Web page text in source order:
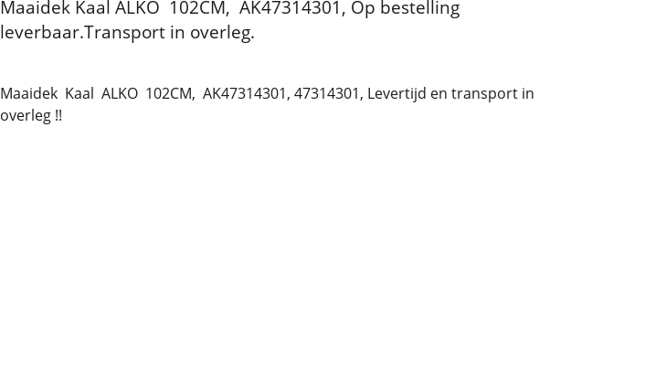
Maaidek Kaal ALKO 102CM, AK47314301, Op bestelling
leverbaar.Transport in overleg.
Maaidek Kaal ALKO 102CM, AK47314301, 47314301, Levertijd en transport in
overleg !!